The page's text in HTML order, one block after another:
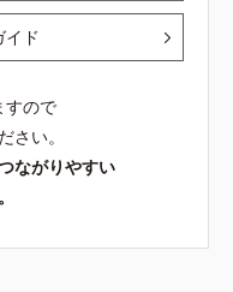
イド
すので
さい。
ながりやすい